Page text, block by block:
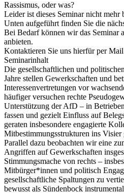
Rassismus, oder was?
Leider ist dieses Seminar nicht mehr
Unten aufgeführt finden Sie die
Bei Bedarf können wir das Seminar
anbieten.
Kontaktieren Sie uns hierfür per
Seminarinhalt
Die gesellschaftlichen und
Jahre stellen Gewerkschaften und
Interessenvertretungen vor
häufiger versuchen rechte
Unterstützung der AfD – in
fassen und gezielt Einfluss auf
geraten insbesondere engagierte
Mitbestimmungsstrukturen ins
Parallel dazu beobachten wir eine
Angriffen auf Gewerkschaften
Stimmungsmache von rechts –
Mitbürger*innen und politisch
gesellschaftliche Spaltungen zu
bewusst als Sündenbock